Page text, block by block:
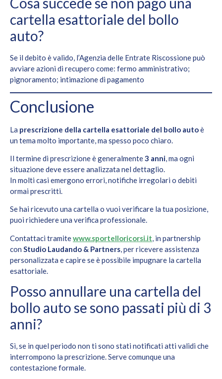
cartella esattoriale del bollo
auto?
Se il debito è valido, l’Agenzia delle Entrate Riscossione può
avviare azioni di recupero come: fermo amministrativo;
pignoramento; intimazione di pagamento
Conclusione
La prescrizione della cartella esattoriale del bollo autoè
un tema molto importante, ma spesso poco chiaro.
Il termine di prescrizione è generalmente3 anni, ma ogni
situazione deve essere analizzata nel dettaglio.
In molti casi emergono errori, notifiche irregolari o debiti
ormai prescritti.
Se hai ricevuto una cartella o vuoi verificare la tua posizione,
puoi richiedere una verifica professionale.
Contattaci tramitewww.sportelloricorsi.it, in partnership
con Studio Laudando & Partners, per ricevere assistenza
personalizzata e capire se è possibile impugnare la cartella
esattoriale.
Posso annullare una cartella del
bollo auto se sono passati più di 3
anni?
Sì, se in quel periodo non ti sono stati notificati atti validi che
interrompono la prescrizione. Serve comunque una
contestazione formale.